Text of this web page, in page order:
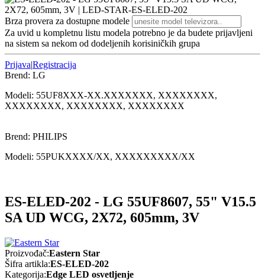
Brza provera za dostupne modele
Za uvid u kompletnu listu modela potrebno je da budete prijavljeni
na sistem sa nekom od dodeljenih korisiničkih grupa
Prijava|Registracija
Brend: LG
Modeli: 55UF8XXX-XX.XXXXXXX, XXXXXXXX,
XXXXXXXX, XXXXXXXX, XXXXXXXX
Brend: PHILIPS
Modeli: 55PUKXXXX/XX, XXXXXXXXX/XX
ES-ELED-202 - LG 55UF8607, 55" V15.5
SA UD WCG, 2X72, 605mm, 3V
Proizvođač:Eastern Star
Šifra artikla:ES-ELED-202
Kategorija:Edge LED osvetljenje